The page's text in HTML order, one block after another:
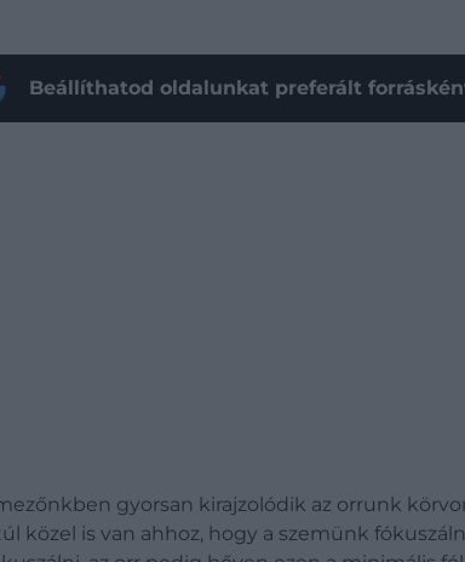
Beállíthatod oldalunkat preferált
gyorsan kirajzolódik az orrunk
közel is van ahhoz, hogy a szemünk